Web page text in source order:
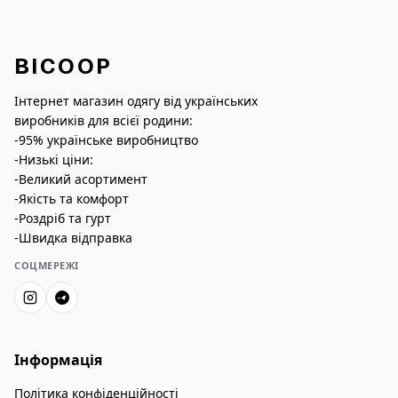
BICOOP
Інтернет магазин одягу від українських
виробників для всієї родини:
-95% українське виробництво
-Низькі ціни:
-Великий асортимент
-Якість та комфорт
-Роздріб та гурт
-Швидка відправка
СОЦМЕРЕЖІ
Інформація
Політика конфіденційності